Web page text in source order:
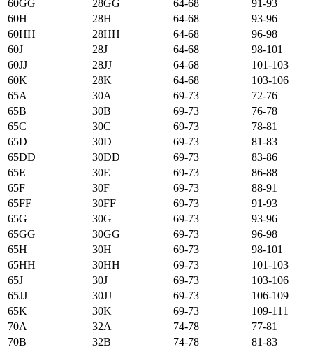
60GG
28GG 64-68
91-93
60H
28H 64-68
93-96
60HH
28HH 64-68
96-98
60J
28J 64-68
98-101
60JJ
28JJ 64-68
101-103
60K
28K 64-68
103-106
65А
30А 69-73
72-76
65B
30B 69-73
76-78
65C
30C 69-73
78-81
65D
30D 69-73
81-83
65DD
30DD 69-73
83-86
65E
30E 69-73
86-88
65F
30F 69-73
88-91
65FF
30FF 69-73
91-93
65G
30G 69-73
93-96
65GG
30GG 69-73
96-98
65H
30H 69-73
98-101
65HH
30HH 69-73
101-103
65J
30J 69-73
103-106
65JJ
30JJ 69-73
106-109
65K
30K 69-73
109-111
70А
32А 74-78
77-81
70B
32B 74-78
81-83